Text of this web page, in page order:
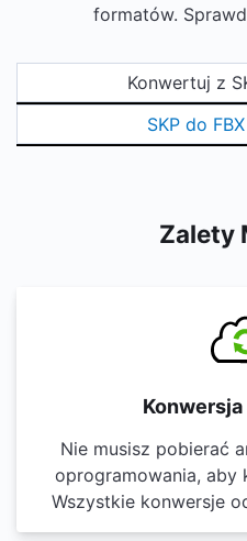
formatów.
Konwertuj z
SKP do FBX
Zalety
Konwersja
Nie musisz pobierać
oprogramowania, aby
Wszystkie konwersje